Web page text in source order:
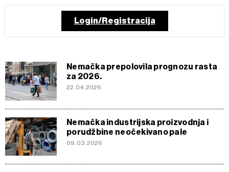
Login/Registracija
Nemačka prepolovila prognozu rasta
za 2026.
22.04.2026
Nemačka industrijska proizvodnja i
porudžbine neočekivano pale
09.03.2026